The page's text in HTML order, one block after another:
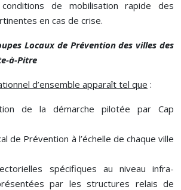
de mobilisation rapide des
en cas de crise.
Locaux de Prévention des villes des
à-Pitre
d’ensemble apparaît tel que :
de la démarche pilotée par Cap
de Prévention à l’échelle de chaque ville
spécifiques au niveau infra-
par les structures relais de